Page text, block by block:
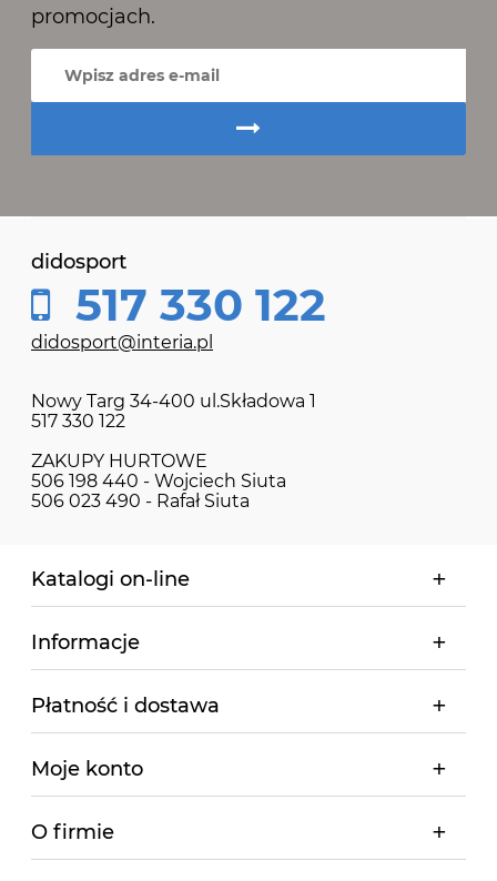
promocjach.
didosport
517 330 122
didosport@interia.pl
Nowy Targ 34-400 ul.Składowa 1
517 330 122
ZAKUPY HURTOWE
506 198 440 - Wojciech Siuta
506 023 490 - Rafał Siuta
Katalogi on-line
Informacje
Płatność i dostawa
Moje konto
O firmie